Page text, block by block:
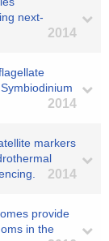
next-
2014
2014
markers
2014
provide
in the